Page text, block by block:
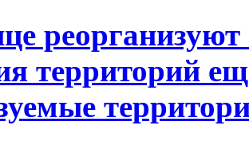
территорий